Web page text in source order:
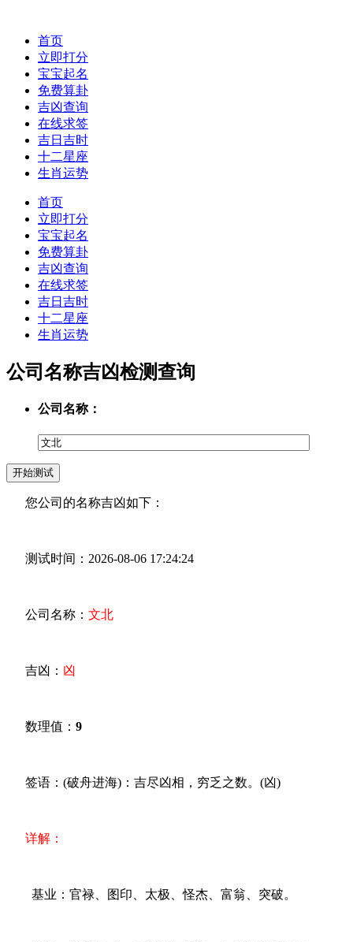
首页
立即打分
宝宝起名
免费算卦
吉凶查询
在线求签
吉日吉时
十二星座
生肖运势
首页
立即打分
宝宝起名
免费算卦
吉凶查询
在线求签
吉日吉时
十二星座
生肖运势
公司名称吉凶检测查询
公司名称：
您公司的名称吉凶如下：
测试时间：2026-08-06 17:24:24
公司名称： 文北
吉凶： 凶
数理值： 9
签语：(破舟进海)：吉尽凶相，穷乏之数。(凶)
详解：
基业：官禄、图印、太极、怪杰、富翁、突破。